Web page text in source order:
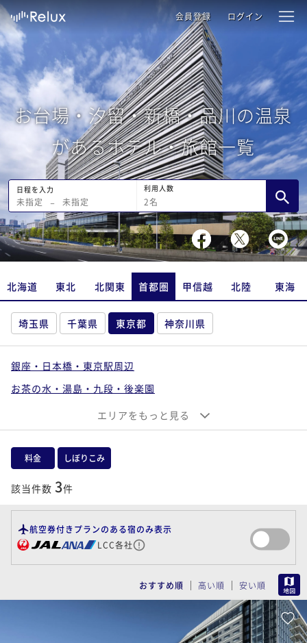
会員登録 ログイン
お台場・汐留・新橋・品川の温泉
があるホテル・旅館一覧
日程を入力
未指定 − 未指定
利用人数
2名
北海道 東北 北関東 首都圏 甲信越 北陸 東海
埼玉県 千葉県 東京都 神奈川県
銀座・日本橋・東京駅周辺
お茶の水・湯島・九段・後楽園
六本木・麻布・赤坂・青山
お台場・汐留・新橋・品川
新宿・中野・杉並・吉祥寺
渋谷・目黒・世田谷・二子玉川
西東京（八王子・立川・町田・府中・調布）
伊豆七島・大島・小笠原
エリアをもっと見る
料金 しぼりこみ
該当件数 3件
航空券付きプランのある宿のみ表示
LCC各社
おすすめ順 高い順 安い順